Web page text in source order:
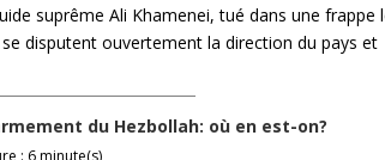
suprême Ali Khamenei, tué dans une frappe
disputent ouvertement la direction du pays et
du Hezbollah: où en est-on?
: 6 minute(s)